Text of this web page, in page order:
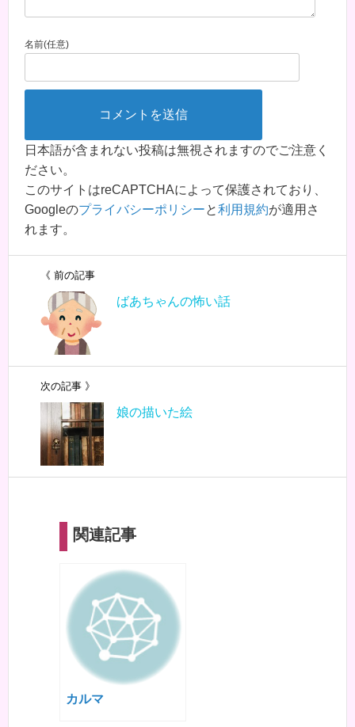
名前(任意)
日本語が含まれない投稿は無視されますのでご注意く
ださい。
このサイトはreCAPTCHAによって保護されており、
Googleのプライバシーポリシーと利用規約が適用さ
れます。
《 前の記事
ばあちゃんの怖い話
次の記事 》
娘の描いた絵
関連記事
カルマ